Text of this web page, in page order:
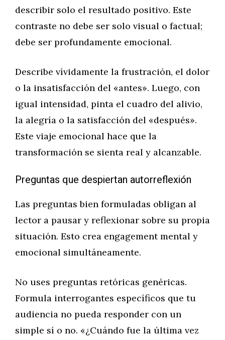
describir solo el resultado positivo. Este
contraste no debe ser solo visual o factual;
debe ser profundamente emocional.
Describe vívidamente la frustración, el dolor
o la insatisfacción del «antes». Luego, con
igual intensidad, pinta el cuadro del alivio,
la alegría o la satisfacción del «después».
Este viaje emocional hace que la
transformación se sienta real y alcanzable.
Preguntas que despiertan autorreflexión
Las preguntas bien formuladas obligan al
lector a pausar y reflexionar sobre su propia
situación. Esto crea engagement mental y
emocional simultáneamente.
No uses preguntas retóricas genéricas.
Formula interrogantes específicos que tu
audiencia no pueda responder con un
simple sí o no. «¿Cuándo fue la última vez